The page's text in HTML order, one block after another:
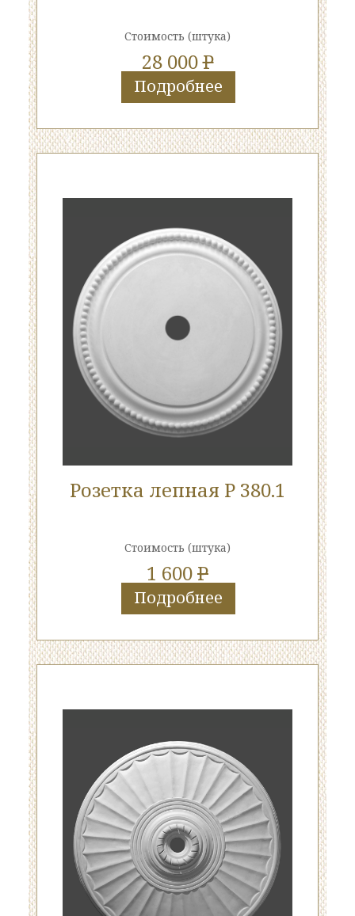
Стоимость (штука)
28 000P
Подробнее
Розетка лепная Р 380.1
Стоимость (штука)
1 600P
Подробнее